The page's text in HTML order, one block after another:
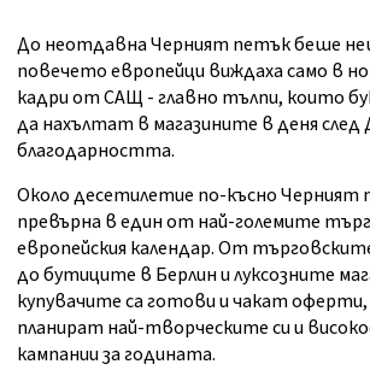
До неотдавна Черният петък беше
повечето европейци виждаха само в
кадри от САЩ - главно тълпи, които
да нахълтат в магазините в деня след
благодарността.
Около десетилетие по-късно Черният
превърна в един от най-големите
европейския календар. От
до бутиците в Берлин и луксозните
купувачите са готови и чакат
планират най-творческите си и
кампании за годината.